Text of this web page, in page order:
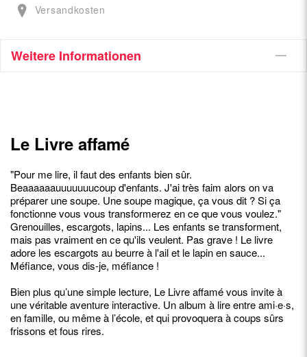
Versandkosten
Weitere Informationen
Le Livre affamé
"Pour me lire, il faut des enfants bien sûr.
Beaaaaaauuuuuuucoup d'enfants. J'ai très faim alors on va
préparer une soupe. Une soupe magique, ça vous dit ? Si ça
fonctionne vous vous transformerez en ce que vous voulez."
Grenouilles, escargots, lapins... Les enfants se transforment,
mais pas vraiment en ce qu'ils veulent. Pas grave ! Le livre
adore les escargots au beurre à l'ail et le lapin en sauce...
Méfiance, vous dis-je, méfiance !
Bien plus qu’une simple lecture, Le Livre affamé vous invite à
une véritable aventure interactive. Un album à lire entre ami·e·s,
en famille, ou même à l’école, et qui provoquera à coups sûrs
frissons et fous rires.